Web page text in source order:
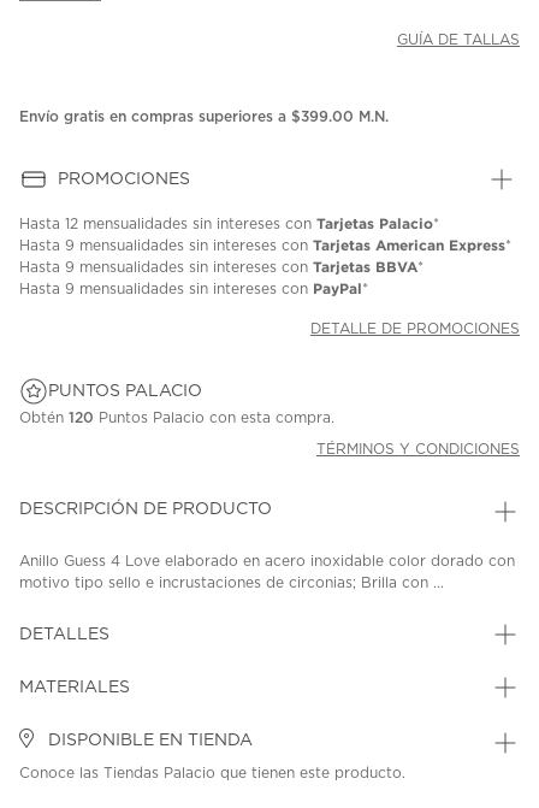
GUÍA DE TALLAS
Envío gratis en compras superiores a $399.00 M.N.
PROMOCIONES
Hasta 12 mensualidades sin intereses con Tarjetas Palacio*
Hasta 9 mensualidades sin intereses con Tarjetas American Express*
Hasta 9 mensualidades sin intereses con Tarjetas BBVA*
Hasta 9 mensualidades sin intereses con PayPal*
DETALLE DE PROMOCIONES
PUNTOS PALACIO
Obtén 120 Puntos Palacio con esta compra.
TÉRMINOS Y CONDICIONES
DESCRIPCIÓN DE PRODUCTO
Anillo Guess 4 Love elaborado en acero inoxidable color dorado con
motivo tipo sello e incrustaciones de circonias; Brilla con ...
DETALLES
MATERIALES
DISPONIBLE EN TIENDA
Conoce las Tiendas Palacio que tienen este producto.